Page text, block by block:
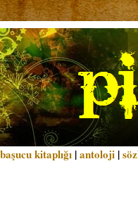
başucu kitaplığı |antoloji |